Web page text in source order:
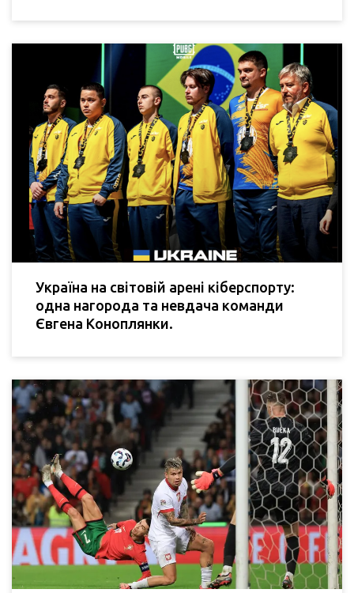
Україна на світовій арені кіберспорту:
одна нагорода та невдача команди
Євгена Коноплянки.